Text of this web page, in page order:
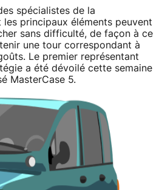
spécialistes de la
les principaux éléments peuvent
sans difficulté, de façon à ce
une tour correspondant à
Le premier représentant
a été dévoilé cette semaine
MasterCase 5.